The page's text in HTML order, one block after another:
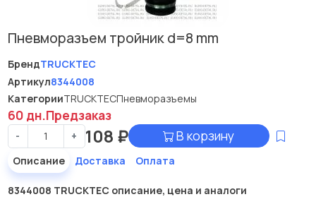
Пневморазъем тройник d=8 mm
БрендTRUCKTEC
Артикул8344008
КатегорииTRUCKTECПневморазъемы
60 дн.Предзаказ
- + 108 ₽ В корзину
Описание Доставка Оплата
8344008 TRUCKTEC описание, цена и аналоги